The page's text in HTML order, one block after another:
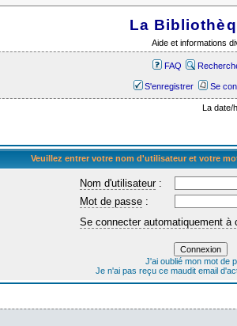
La
Aide et informations
FAQ
S'enregistrer Se
La date/
Veuillez entrer votre nom d'utilisateur et votre
Nom d'utilisateur:
Mot de passe :
Se connecter automatiquement à
J'ai oublié mon mot de
Je n'ai pas reçu ce maudit email